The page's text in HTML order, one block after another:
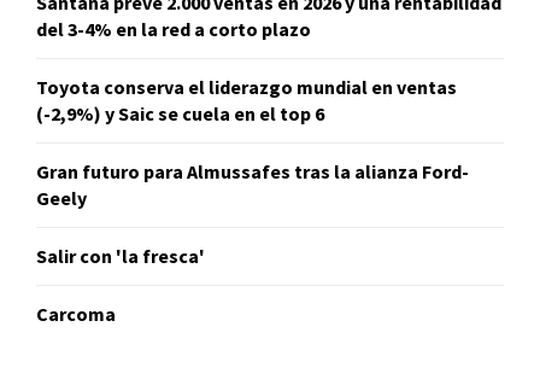
del 3-4% en la red a corto plazo
Toyota conserva el liderazgo mundial en ventas
(-2,9%) y Saic se cuela en el top 6
Gran futuro para Almussafes tras la alianza Ford-
Geely
Salir con 'la fresca'
Carcoma